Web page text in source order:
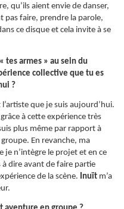
qu’ils aient envie de danser,
pas faire, prendre la parole,
ce disque et cela invite à se
tes armes » au sein du
collective que tu es
?
l’artiste que je suis aujourd’hui.
à cette expérience très
plus même par rapport à
En revanche, ma
je n’intègre le projet et en ce
à dire avant de faire partie
de la scène. Inuït m’a